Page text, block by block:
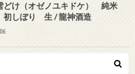
どけ（オゼノユキドケ） 純米
しぼり 生 / 龍神酒造